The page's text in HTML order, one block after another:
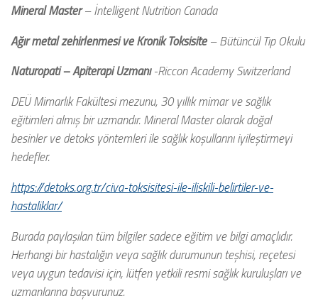
Mineral Master– İntelligent Nutrition Canada
Ağır metal zehirlenmesi ve Kronik Toksisite– Bütüncül Tıp Okulu
Naturopati – Apiterapi Uzmanı-Riccon Academy Switzerland
DEÜ Mimarlık Fakültesi mezunu, 30 yıllık mimar ve sağlık
eğitimleri almış bir uzmandır. Mineral Master olarak doğal
besinler ve detoks yöntemleri ile sağlık koşullarını iyileştirmeyi
hedefler.
https://detoks.org.tr/civa-toksisitesi-ile-iliskili-belirtiler-ve-
hastaliklar/
Burada paylaşılan tüm bilgiler sadece eğitim ve bilgi amaçlıdır.
Herhangi bir hastalığın veya sağlık durumunun teşhisi, reçetesi
veya uygun tedavisi için, lütfen yetkili resmi sağlık kuruluşları ve
uzmanlarına başvurunuz.